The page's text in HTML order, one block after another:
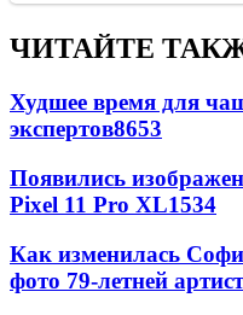
ЧИТАЙТЕ
Худшее время для
экспертов8653
Появились
Pixel 11 Pro XL1534
Как изменилась
фото 79-летней